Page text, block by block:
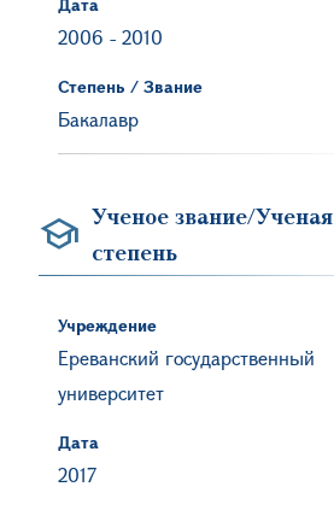
2006 - 2010
Степень / Звание
Бакалавр
Ученое звание/Ученая
степень
Учреждение
Ереванский государственный
университет
Дата
2017